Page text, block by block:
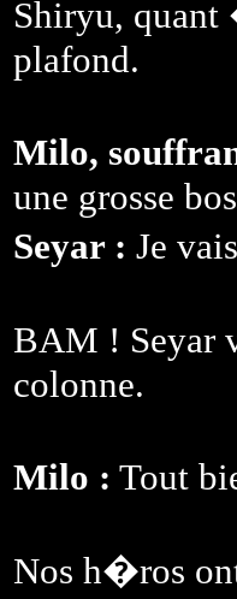
Shiryu,
plafond.
Milo,
une grosse
Seyar : Je
BAM ! Seyar
colonne.
Milo : Tout
Nos h�ros